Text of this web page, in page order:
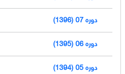
دوره 07 (1396)
دوره 06 (1395)
دوره 05 (1394)